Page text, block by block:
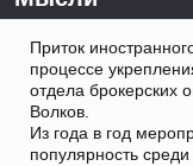
Приток
процессе
отдела брокерских
Волков.
Из года в год
популярность среди